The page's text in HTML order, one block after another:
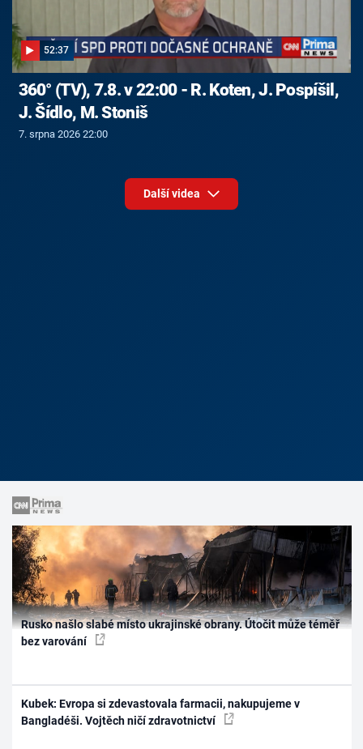
52:37
360° (TV), 7.8. v 22:00 - R. Koten, J. Pospíšil,
J. Šídlo, M. Stoniš
7. srpna 2026 22:00
Další videa
Rusko našlo slabé místo ukrajinské obrany. Útočit může téměř
bez varování
Kubek: Evropa si zdevastovala farmacii, nakupujeme v
Bangladéši. Vojtěch ničí zdravotnictví